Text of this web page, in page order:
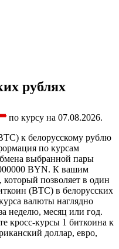
рублях
по курсу на 07.08.2026.
к белорусскому рублю
по курсам
выбранной пары
BYN. К вашим
позволяет в один
(BTC) в белорусских
валюты наглядно
неделю, месяц или год.
кросс-курсы 1 биткоина к
доллар, евро,